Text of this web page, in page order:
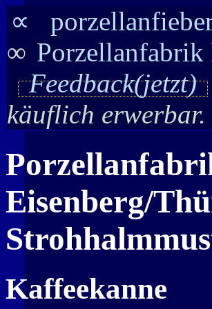
∝
∞ Porzellanfabrik
Feedback(jetzt)
käuflich erwerbar.
Eisenberg/
Kaffeekanne